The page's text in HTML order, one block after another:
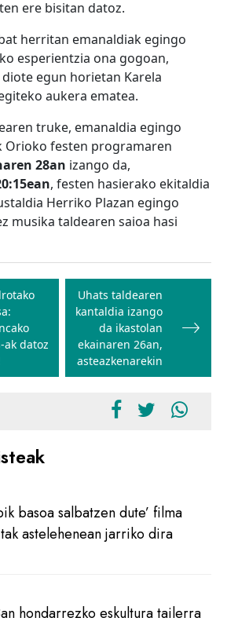
ere bisitan datoz.
herritan emanaldiak egingo
esperientzia ona gogoan,
egun horietan Karela
aukera ematea.
truke, emanaldia egingo
Orioko festen programaren
28an izango da,
, festen hasierako ekitaldia
Herriko Plazan egingo
musika taldearen saioa hasi
ak datoz
Uhats taldearen
kantaldia izango
da ikastolan
ekainaren 26an,
asteazkenarekin
basoa salbatzen dute’ filma
astelehenean jarriko dira
hondarrezko eskultura tailerra